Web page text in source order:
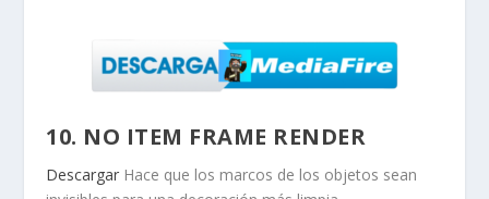
10. NO ITEM FRAME RENDER
Descargar Hace que los marcos de los objetos sean